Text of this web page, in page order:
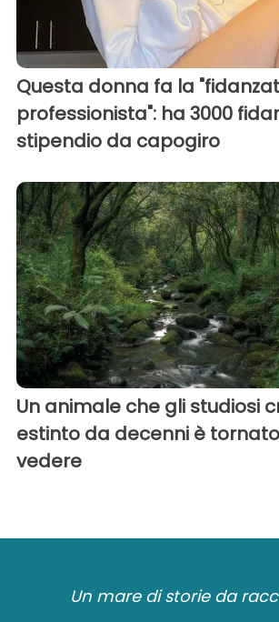
Questa donna fa la
professionista": ha 3000
stipendio da capogiro
Un animale che gli studiosi
estinto da decenni è
vedere
Un mare di storie da